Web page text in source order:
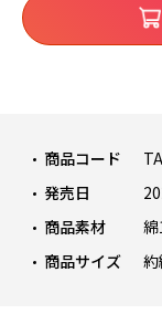
商品コード
発売日
商品素材
商品サイズ